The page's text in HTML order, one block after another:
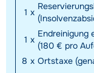
1 x
1 x
Endreinigung
(180 € pro
8 x Ortstaxe